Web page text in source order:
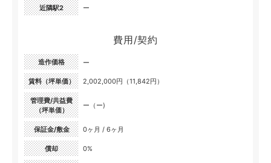
近隣駅2 ー
費用/契約
造作価格 ー
賃料（坪単価） 2,002,000円（11,842円）
管理費/共益費
（坪単価）
ー（ー)
保証金/敷金 0ヶ月 / 6ヶ月
償却 0%